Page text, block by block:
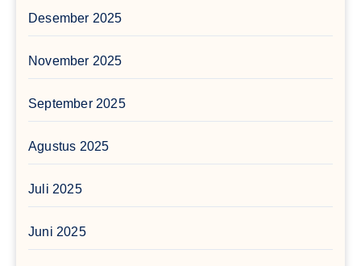
Desember 2025
November 2025
September 2025
Agustus 2025
Juli 2025
Juni 2025